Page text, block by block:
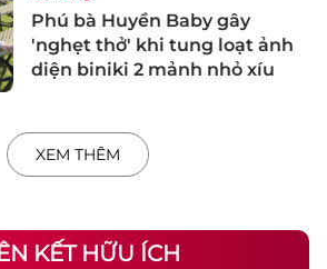
Phú bà Huyền Baby gây
'nghẹt thở' khi tung loạt ảnh
diện biniki 2 mảnh nhỏ xíu
XEM THÊM
KẾT HỮU ÍCH